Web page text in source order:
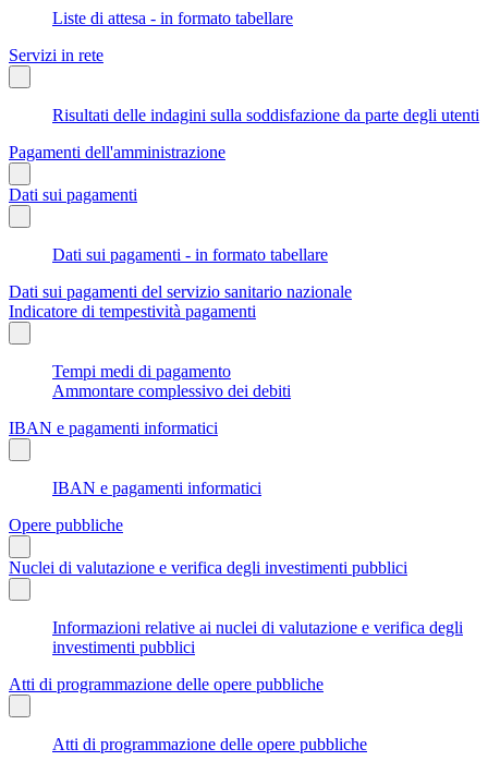
Liste di attesa - in formato tabellare
Servizi in rete
Risultati delle indagini sulla soddisfazione da parte degli utenti
Pagamenti dell'amministrazione
Dati sui pagamenti
Dati sui pagamenti - in formato tabellare
Dati sui pagamenti del servizio sanitario nazionale
Indicatore di tempestività pagamenti
Tempi medi di pagamento
Ammontare complessivo dei debiti
IBAN e pagamenti informatici
IBAN e pagamenti informatici
Opere pubbliche
Nuclei di valutazione e verifica degli investimenti pubblici
Informazioni relative ai nuclei di valutazione e verifica degli
investimenti pubblici
Atti di programmazione delle opere pubbliche
Atti di programmazione delle opere pubbliche